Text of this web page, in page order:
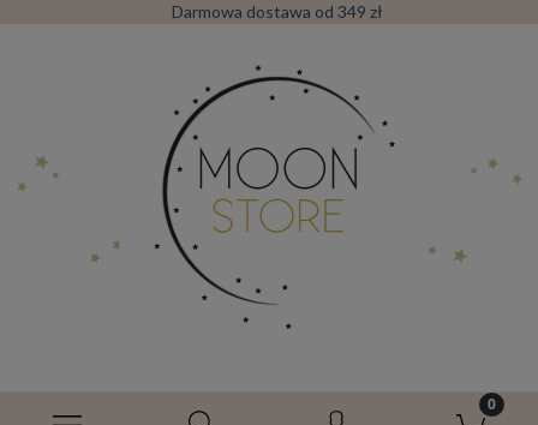
Darmowa dostawa od 349 zł